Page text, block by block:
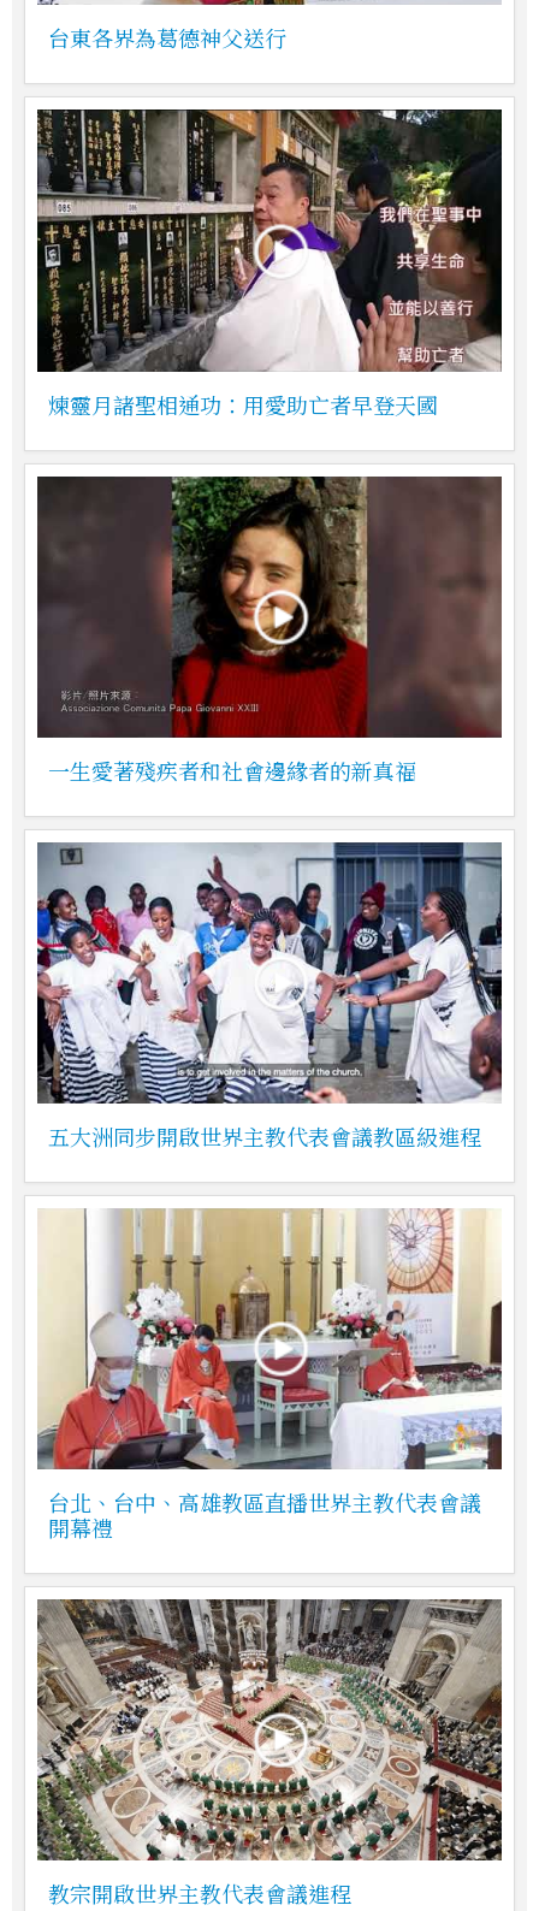
台東各界為葛德神父送行
煉靈月諸聖相通功：用愛助亡者早登天國
一生愛著殘疾者和社會邊緣者的新真福
五大洲同步開啟世界主教代表會議教區級進程
台北、台中、高雄教區直播世界主教代表會議
開幕禮
教宗開啟世界主教代表會議進程